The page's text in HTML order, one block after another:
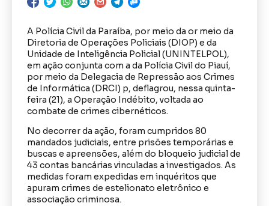
A Polícia Civil da Paraíba, por meio da or meio da
Diretoria de Operações Policiais (DIOP) e da
Unidade de Inteligência Policial (UNINTELPOL),
em ação conjunta com a da Polícia Civil do Piauí,
por meio da Delegacia de Repressão aos Crimes
de Informática (DRCI) p, deflagrou, nessa quinta-
feira (21), a Operação Indébito, voltada ao
combate de crimes cibernéticos.
No decorrer da ação, foram cumpridos 80
mandados judiciais, entre prisões temporárias e
buscas e apreensões, além do bloqueio judicial de
43 contas bancárias vinculadas a investigados. As
medidas foram expedidas em inquéritos que
apuram crimes de estelionato eletrônico e
associação criminosa.